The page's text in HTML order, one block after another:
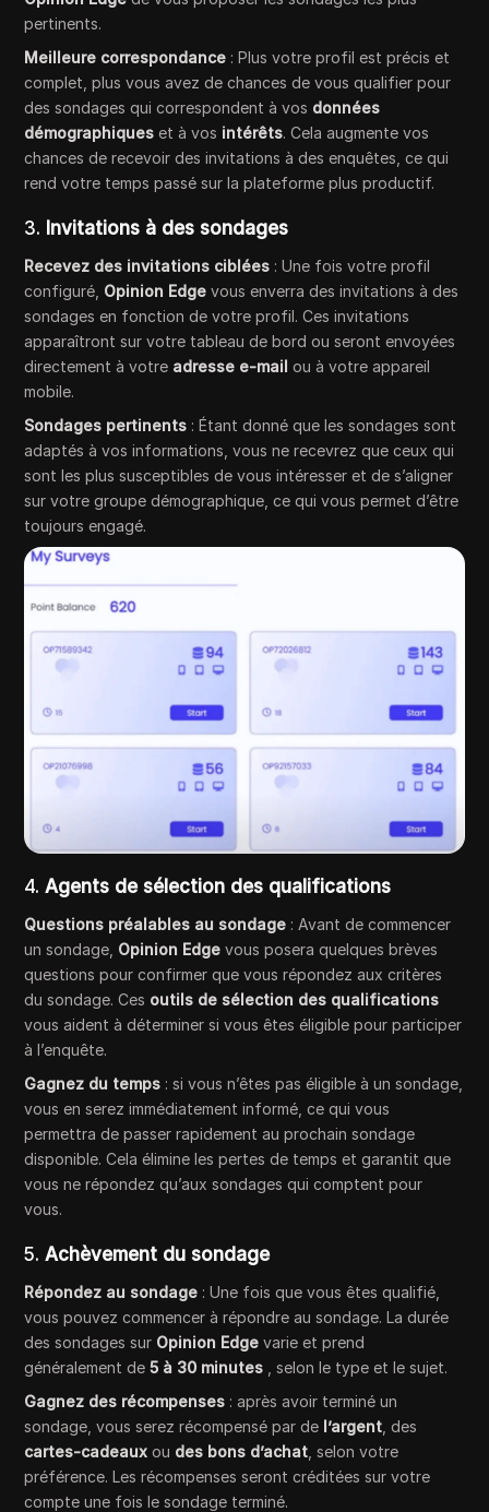
pertinents.
Meilleure correspondance : Plus votre profil est précis et
complet, plus vous avez de chances de vous qualifier pour
des sondages qui correspondent à vos données
démographiques et à vos intérêts. Cela augmente vos
chances de recevoir des invitations à des enquêtes, ce qui
rend votre temps passé sur la plateforme plus productif.
3. Invitations à des sondages
Recevez des invitations ciblées : Une fois votre profil
configuré, Opinion Edge vous enverra des invitations à des
sondages en fonction de votre profil. Ces invitations
apparaîtront sur votre tableau de bord ou seront envoyées
directement à votre adresse e-mail ou à votre appareil
mobile.
Sondages pertinents : Étant donné que les sondages sont
adaptés à vos informations, vous ne recevrez que ceux qui
sont les plus susceptibles de vous intéresser et de s’aligner
sur votre groupe démographique, ce qui vous permet d’être
toujours engagé.
4.Agents de sélection des qualifications
Questions préalables au sondage : Avant de commencer
un sondage, Opinion Edge vous posera quelques brèves
questions pour confirmer que vous répondez aux critères
du sondage. Ces outils de sélection des qualifications
vous aident à déterminer si vous êtes éligible pour participer
à l’enquête.
Gagnez du temps : si vous n’êtes pas éligible à un sondage,
vous en serez immédiatement informé, ce qui vous
permettra de passer rapidement au prochain sondage
disponible. Cela élimine les pertes de temps et garantit que
vous ne répondez qu’aux sondages qui comptent pour
vous.
5.Achèvement du sondage
Répondez au sondage : Une fois que vous êtes qualifié,
vous pouvez commencer à répondre au sondage. La durée
des sondages sur Opinion Edge varie et prend
généralement de5 à 30 minutes , selon le type et le sujet.
Gagnez des récompenses : après avoir terminé un
sondage, vous serez récompensé par de l’argent , des
cartes-cadeaux ou des bons d’achat , selon votre
préférence. Les récompenses seront créditées sur votre
compte une fois le sondage terminé.